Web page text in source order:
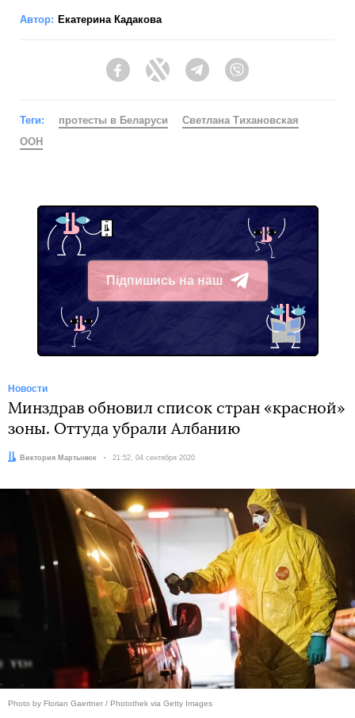
Автор: Екатерина Кадакова
FacebookTwitter Telegram
Теги: протесты в Беларуси
Светлана Тихановская
ООН
Підпишись на наш
Telegram
Новости
Минздрав обновил список стран «красной»
зоны. Оттуда убрали Албанию
Автор:Виктория Мартынюк Дата:
21:52, 04 сентября 2020
Photo by Florian Gaertner / Photothek via Getty Images